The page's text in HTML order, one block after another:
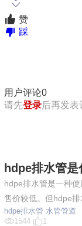
赞
踩
用户评论0
请先登录后再发表
hdpe排水管
hdpe排水管是一种
售价较低。但hdpe
hdpe排水管 水管管道
1544
1